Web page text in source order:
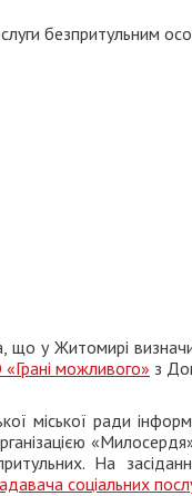
безпритульним
у Житомирі
«Грані можливого» з
міської ради
На
соціальних